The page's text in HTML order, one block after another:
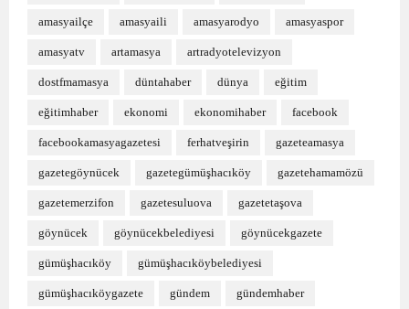
amasyailçe amasyaili amasyarodyo amasyaspor
amasyatv artamasya artradyotelevizyon
dostfmamasya düntahaber dünya eğitim
eğitimhaber ekonomi ekonomihaber facebook
facebookamasyagazetesi ferhatveşirin gazeteamasya
gazetegöynücek gazetegümüşhacıköy gazetehamamözü
gazetemerzifon gazetesuluova gazetetaşova
göynücek göynücekbelediyesi göynücekgazete
gümüşhacıköy gümüşhacıköybelediyesi
gümüşhacıköygazete gündem gündemhaber